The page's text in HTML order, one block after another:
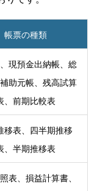
帳票の種類
現預金出納帳、総
助元帳、残高試算
、前期比較表
移表、四半期推移
、半期推移表
表、損益計算書、